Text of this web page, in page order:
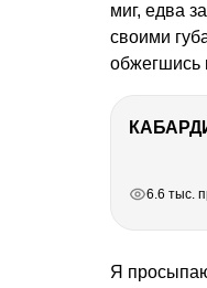
миг, едва
своими
обжегшись
6.6 тыс.
Я